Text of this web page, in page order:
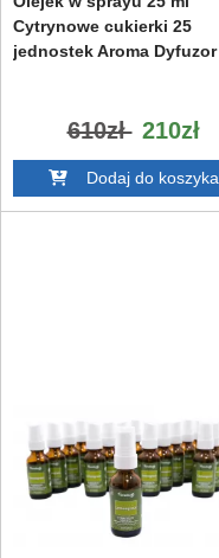
Cytrynowe cukierki 25
jednostek Aroma Dyfuzor
610zł 210zł
Dodaj do koszyka